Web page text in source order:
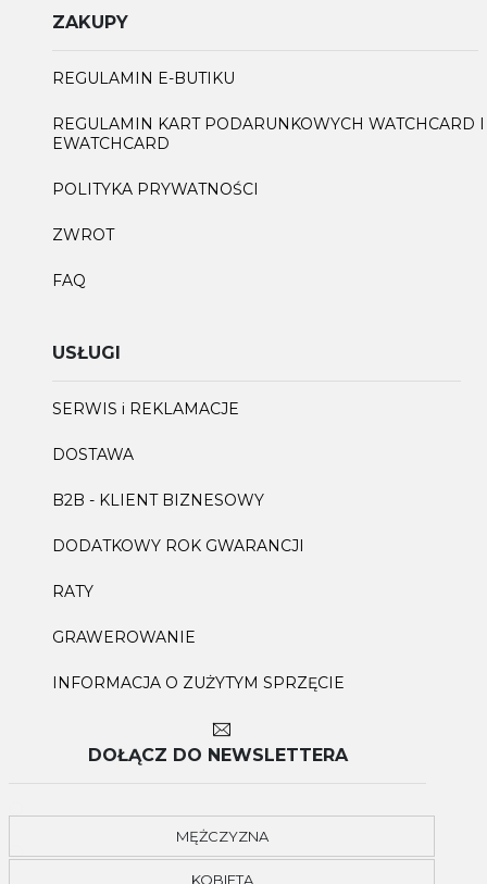
ZAKUPY
REGULAMIN E-BUTIKU
REGULAMIN KART PODARUNKOWYCH WATCHCARD I
EWATCHCARD
POLITYKA PRYWATNOŚCI
ZWROT
FAQ
USŁUGI
SERWIS i REKLAMACJE
DOSTAWA
B2B - KLIENT BIZNESOWY
DODATKOWY ROK GWARANCJI
RATY
GRAWEROWANIE
INFORMACJA O ZUŻYTYM SPRZĘCIE
DOŁĄCZ DO NEWSLETTERA
MĘŻCZYZNA
KOBIETA